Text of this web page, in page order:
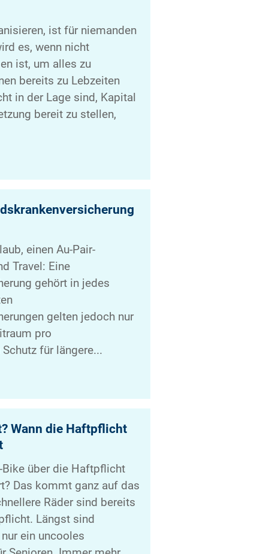
ist für niemanden
es, wenn nicht
ist, um alles zu
bereits zu Lebzeiten
in der Lage sind, Kapital
bereit zu stellen,
einen Au-Pair-
Travel: Eine
gehört in jedes
gelten jedoch nur
pro
für längere...
Wann die Haftpflicht
über die Haftpflicht
Das kommt ganz auf das
Räder sind bereits
Längst sind
ein uncooles